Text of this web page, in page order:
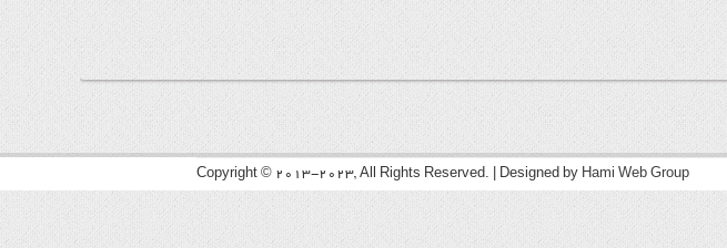
Copyright © 2013-2023, All Rights Reserved. | Designed by Hami Web Group